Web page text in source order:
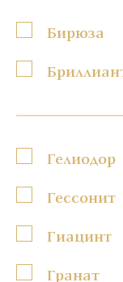
Бирюза
Гелиодор
Гессонит
Гиацинт
Гранат